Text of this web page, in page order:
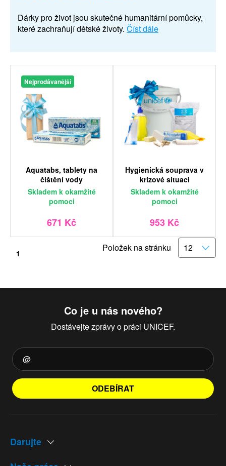
Dárky pro život jsou skutečné humanitární pomůcky,
které zachraňují dětské životy. Číst dále
Nejprodávanější
Aquatabs, tablety na
čištění vody
Skladem k okamžité
pomoci
671 Kč
Hygienická souprava v
krizové situaci
Skladem k okamžité
pomoci
953 Kč
1 Položek na stránku
Co je u nás nového?
Dostávejte zprávy o práci UNICEF.
ODEBÍRAT
Darujte